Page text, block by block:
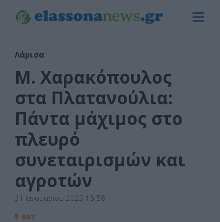
Λάρισα
Μ. Χαρακόπουλος
στα Πλατανούλια:
Πάντα μάχιμος στο
πλευρό
συνεταιρισμών και
αγροτών
31 Ιανουαρίου 2023 15:58
607